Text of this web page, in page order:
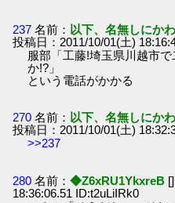
237 名前： 以下、名無しにか
投稿日：2011/10/01(土)
服部「工藤!埼玉県川越市
か!?」
という電話がかかる
270 名前： 以下、名無しにか
投稿日：2011/10/01(土)
>>237
280 名前：◆Z6xRU1YkxreB
18:36:06.51 ID:t2uLiIRk0